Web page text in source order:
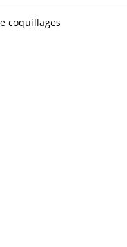
coquillages